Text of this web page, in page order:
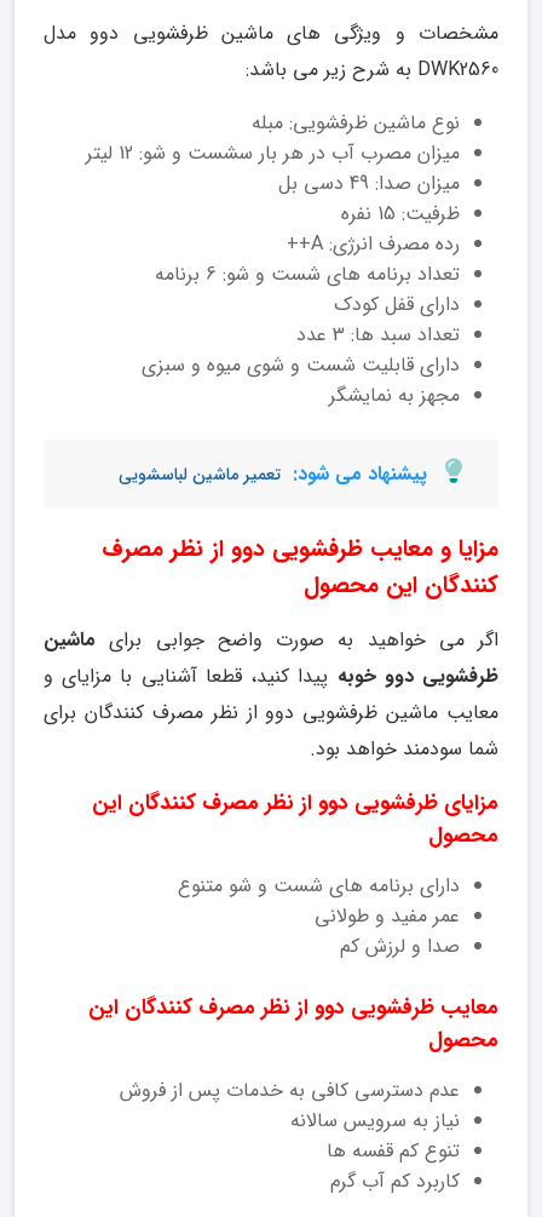
مشخصات و ویژگی های ماشین ظرفشویی دوو مدل
DWK2560 به شرح زیر می باشد:
نوع ماشین ظرفشویی: مبله
میزان مصرب آب در هر بار سشست و شو: 12 لیتر
میزان صدا: 49 دسی بل
ظرفیت: 15 نفره
رده مصرف انرژی: A++
تعداد برنامه های شست و شو: 6 برنامه
دارای قفل کودک
تعداد سبد ها: 3 عدد
دارای قابلیت شست و شوی میوه و سبزی
مجهز به نمایشگر
پیشنهاد می شود: تعمیر ماشین لباسشویی
مزایا و معایب ظرفشویی دوو از نظر مصرف
کنندگان این محصول
اگر می خواهید به صورت واضح جوابی برایماشین
ظرفشویی دوو خوبه پیدا کنید، قطعا آشنایی با مزایای و
معایب ماشین ظرفشویی دوو از نظر مصرف کنندگان برای
شما سودمند خواهد بود.
مزایای ظرفشویی دوو از نظر مصرف کنندگان این
محصول
دارای برنامه های شست و شو متنوع
عمر مفید و طولانی
صدا و لرزش کم
معایب ظرفشویی دوو از نظر مصرف کنندگان این
محصول
عدم دسترسی کافی به خدمات پس از فروش
نیاز به سرویس سالانه
تنوع کم قفسه ها
کاربرد کم آب گرم